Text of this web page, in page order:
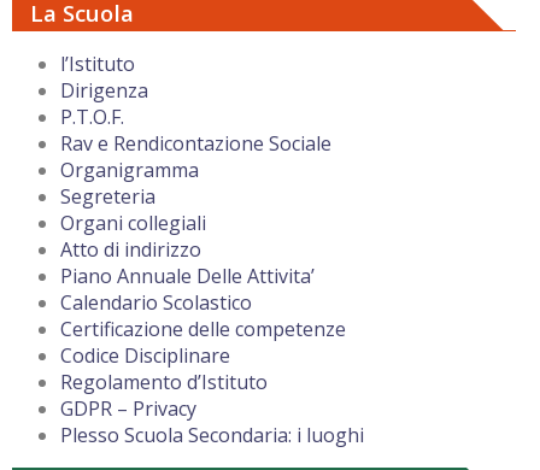
La Scuola
l’Istituto
Dirigenza
P.T.O.F.
Rav e Rendicontazione Sociale
Organigramma
Segreteria
Organi collegiali
Atto di indirizzo
Piano Annuale Delle Attivita’
Calendario Scolastico
Certificazione delle competenze
Codice Disciplinare
Regolamento d’Istituto
GDPR – Privacy
Plesso Scuola Secondaria: i luoghi